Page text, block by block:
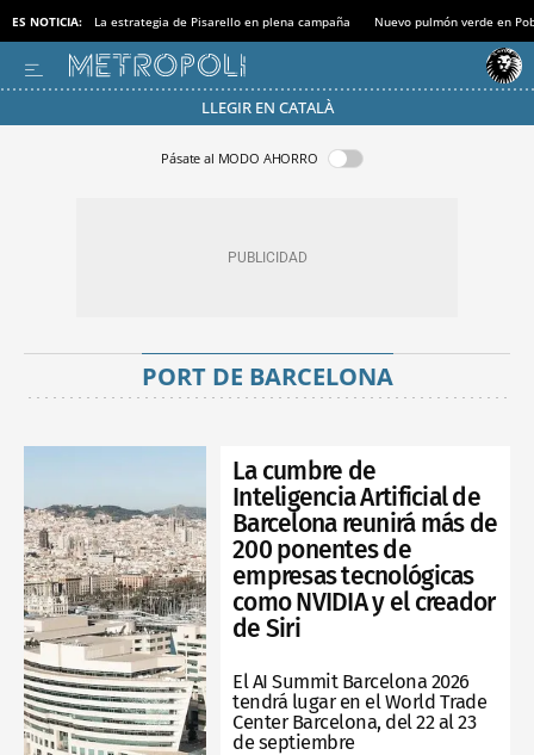
ES NOTICIA: La estrategia de Pisarello en plena campaña Nuevo pulmón verde en
LLEGIR EN CATALÀ
Pásate al MODO AHORRO
PORT DE BARCELONA
La cumbre de
Inteligencia Artificial de
Barcelona reunirá más de
200 ponentes de
empresas tecnológicas
como NVIDIA y el creador
de Siri
El AI Summit Barcelona 2026
tendrá lugar en el World Trade
Center Barcelona, del 22 al 23
de septiembre